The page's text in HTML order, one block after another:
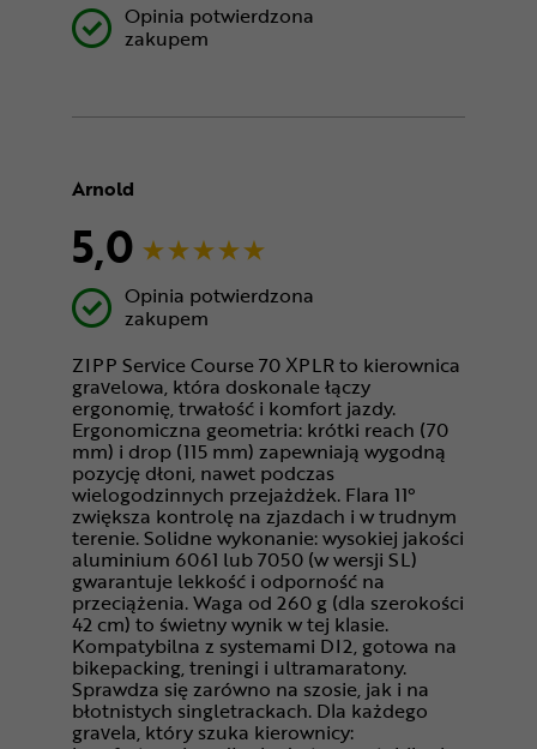
Opinia potwierdzona
zakupem
Arnold
5,0
Opinia potwierdzona
zakupem
ZIPP Service Course 70 XPLR to kierownica
gravelowa, która doskonale łączy
ergonomię, trwałość i komfort jazdy.
Ergonomiczna geometria: krótki reach (70
mm) i drop (115 mm) zapewniają wygodną
pozycję dłoni, nawet podczas
wielogodzinnych przejażdżek. Flara 11°
zwiększa kontrolę na zjazdach i w trudnym
terenie. Solidne wykonanie: wysokiej jakości
aluminium 6061 lub 7050 (w wersji SL)
gwarantuje lekkość i odporność na
przeciążenia. Waga od 260 g (dla szerokości
42 cm) to świetny wynik w tej klasie.
Kompatybilna z systemami DI2, gotowa na
bikepacking, treningi i ultramaratony.
Sprawdza się zarówno na szosie, jak i na
błotnistych singletrackach. Dla każdego
gravela, który szuka kierownicy: